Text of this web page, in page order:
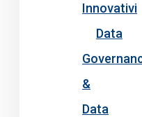
Innovativi
Data
&
Data